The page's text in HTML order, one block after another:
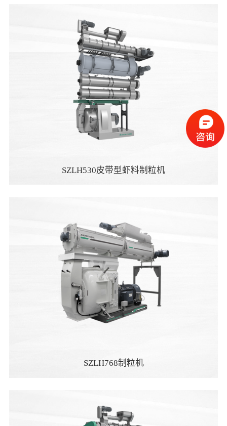
SZLH530皮带型虾料制粒机
SZLH768制粒机